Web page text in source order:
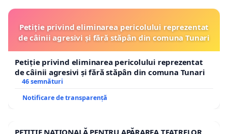
Petiție privind eliminarea pericolului reprezentat
de câinii agresivi și fără stăpân din comuna Tunari
Petiție privind eliminarea pericolului reprezentat
de câinii agresivi și fără stăpân din comuna Tunari
46 semnături
Notificare de transparență
PETIȚIE NAȚIONALĂ PENTRU APĂRAREA TEATRELOR